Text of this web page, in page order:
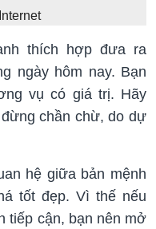
thích hợp đưa ra
ngày hôm nay. Bạn
vụ có giá trị. Hãy
chần chừ, do dự
hệ giữa bản mệnh
tốt đẹp. Vì thế nếu
tiếp cận, bạn nên mở